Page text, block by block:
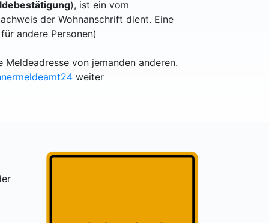
), ist ein vom
der Wohnanschrift dient. Eine
andere Personen)
Meldeadresse von jemanden anderen.
weiter